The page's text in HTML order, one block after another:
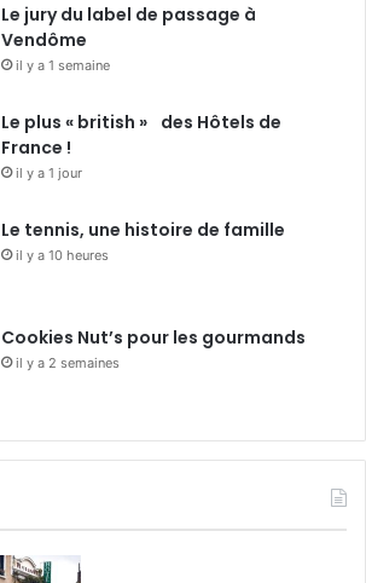
Le jury du label de passage à
Vendôme
il y a 1 semaine
Le plus « british » des Hôtels de
France !
il y a 1 jour
Le tennis, une histoire de famille
il y a 10 heures
Cookies Nut’s pour les gourmands
il y a 2 semaines